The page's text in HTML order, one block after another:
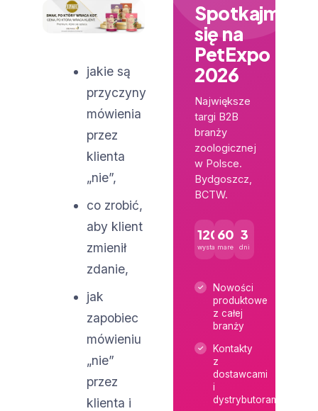
jakie są
przyczyny
mówienia
przez
klienta
„nie”,
co zrobić,
aby klient
zmienił
zdanie,
jak
zapobiec
mówieniu
„nie”
przez
klienta i
Spotkajmy
się na
PetExpo
2026
Największe
targi B2B
branży
zoologicznej
w Polsce.
Bydgoszcz,
BCTW.
120+
wystawców
600+
marek
3
dni
Nowości
produktowe
z całej
branży
Kontakty
z
dostawcami
i
dystrybutorami